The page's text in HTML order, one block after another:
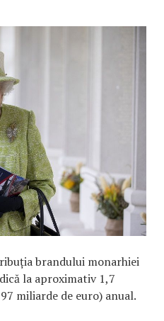
brandului monarhiei
la aproximativ 1,7
miliarde de euro) anual.